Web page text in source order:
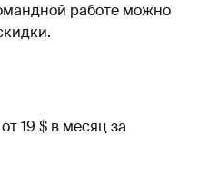
работе можно
19 $ в месяц за